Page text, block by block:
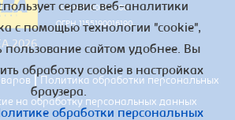
2026
ИНН 5190055780
ОГРН 1155190016190
| Политика обработки персональных
на обработку персональных данных
сервис веб-аналитики
с помощью технологии "cookie",
пользование сайтом удобнее. Вы
обработку cookie в настройках
браузера.
обработки персональных